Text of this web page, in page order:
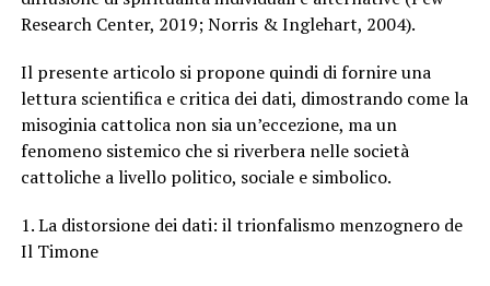
Research Center, 2019; Norris & Inglehart, 2004).
Il presente articolo si propone quindi di fornire una
lettura scientifica e critica dei dati, dimostrando come la
misoginia cattolica non sia un’eccezione, ma un
fenomeno sistemico che si riverbera nelle società
cattoliche a livello politico, sociale e simbolico.
1. La distorsione dei dati: il trionfalismo menzognero de
Il Timone